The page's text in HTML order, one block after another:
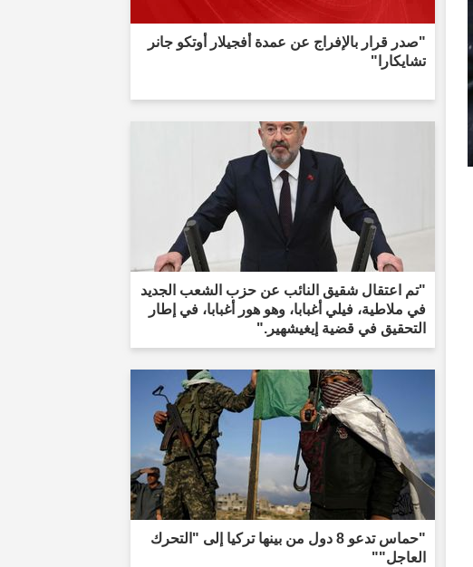
"صدر قرار بالإفراج عن عمدة أفجيلار أوتكو جانر
تشايكارا"
"تم اعتقال شقيق النائب عن حزب الشعب الجديد
في ملاطية، فيلي أغبابا، وهو هور أغبابا، في إطار
التحقيق في قضية إيغيشهير."
"حماس تدعو 8 دول من بينها تركيا إلى "التحرك
العاجل""